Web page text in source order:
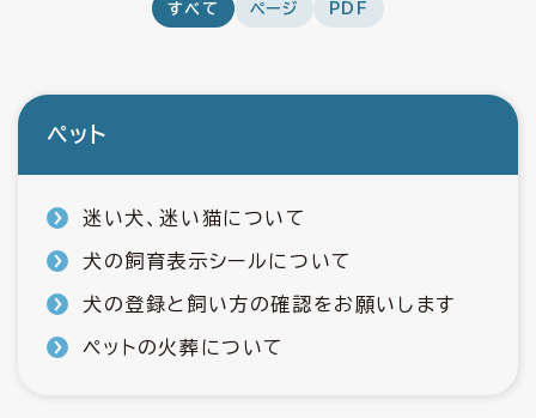
すべて ページ PDF
ペット
迷い犬、迷い猫について
犬の飼育表示シールについて
犬の登録と飼い方の確認をお願いします
ペットの火葬について